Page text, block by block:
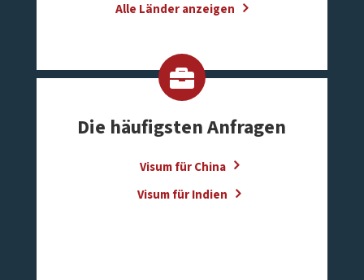
Alle Länder anzeigen
Die häufigsten Anfragen
Visum für China
Visum für Indien